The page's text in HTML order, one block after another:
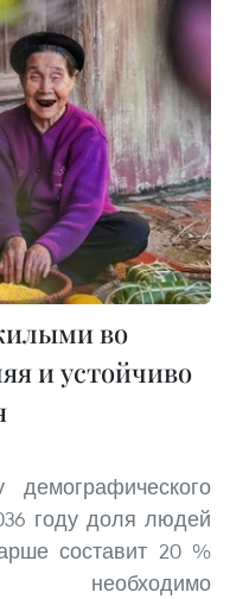
во
и устойчиво
году доля людей
составит 20 %
необходимо